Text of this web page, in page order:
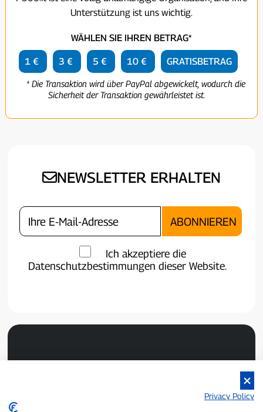
Unterstützung ist uns wichtig.
WÄHLEN SIE IHREN BETRAG*
1 € 3 € 5 € 10 € GRATISBETRAG
* Die Transaktion wird über PayPal abgewickelt, wodurch die
Sicherheit der Transaktion gewährleistet ist.
NEWSLETTER ERHALTEN
Ich akzeptiere die
Datenschutzbestimmungen dieser Website.
Privacy Policy